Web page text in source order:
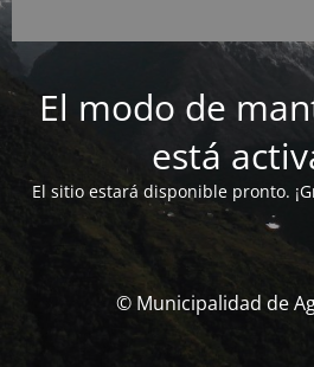
El modo de
está
El sitio estará disponible pronto.
© Municipalidad de